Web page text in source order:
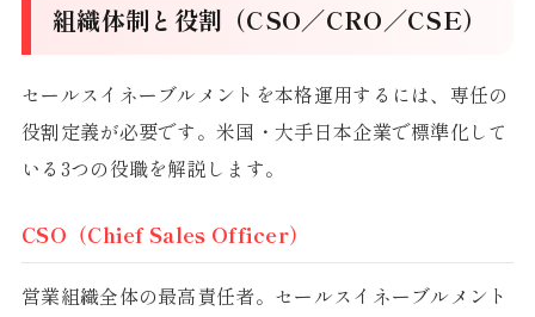
組織体制と役割（CSO／CRO／CSE）
セールスイネーブルメントを本格運用するには、専任の
役割定義が必要です。米国・大手日本企業で標準化して
いる3つの役職を解説します。
CSO（Chief Sales Officer）
営業組織全体の最高責任者。セールスイネーブルメント